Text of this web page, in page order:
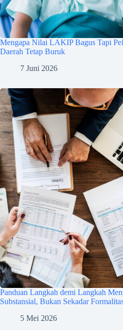
Mengapa Nilai LAKIP Bagus Tapi
Daerah Tetap Buruk
7 Juni 2026
Panduan Langkah demi Langkah
Substansial, Bukan Sekadar
5 Mei 2026